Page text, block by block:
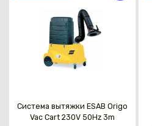
Система вытяжки ESAB Origo
Vac Cart 230V 50Hz 3m